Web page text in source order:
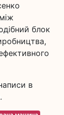
блок
в